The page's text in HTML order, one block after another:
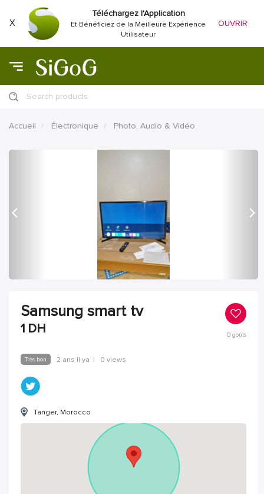
X
Téléchargez l'Application
Et Bénéficiez de la Meilleure Expérience
Utilisateur
OUVRIR
Search products
Accueil Électronique Photo, Audio & Vidéo
Samsung smart tv
1 DH 0goûts
Très bon 2 ans Il ya | 0 views
Tanger, Morocco